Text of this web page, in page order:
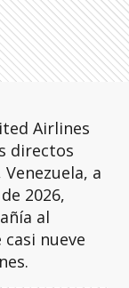
Airlines
directos
a
2026,
al
nueve